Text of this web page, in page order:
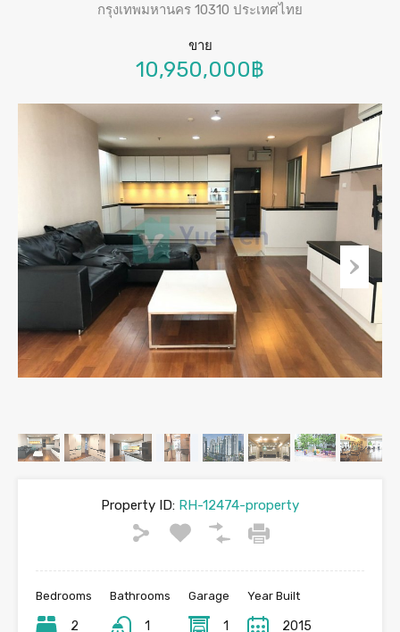
กรุงเทพมหานคร 10310 ประเทศไทย
ขาย
10,950,000฿
Property ID: RH-12474-property
Bedrooms
2
Bathrooms
1
Garage
1
Year Built
2015